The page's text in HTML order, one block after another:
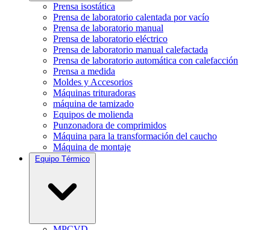
Prensa isostática
Prensa de laboratorio calentada por vacío
Prensa de laboratorio manual
Prensa de laboratorio eléctrico
Prensa de laboratorio manual calefactada
Prensa de laboratorio automática con calefacción
Prensa a medida
Moldes y Accesorios
Máquinas trituradoras
máquina de tamizado
Equipos de molienda
Punzonadora de comprimidos
Máquina para la transformación del caucho
Máquina de montaje
Equipo Térmico